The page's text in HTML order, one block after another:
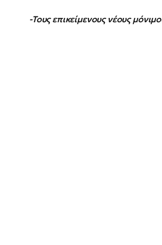
-Τους επικείμενους νέους